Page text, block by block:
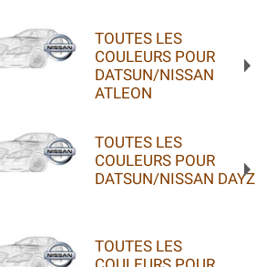
TOUTES LES
COULEURS POUR
DATSUN/NISSAN
ATLEON
TOUTES LES
COULEURS POUR
DATSUN/NISSAN DAYZ
TOUTES LES